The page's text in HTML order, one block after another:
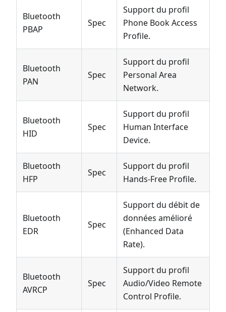
Bluetooth
PBAP
Spec
Support du profil
Phone Book Access
Profile.
Bluetooth
PAN
Spec
Support du profil
Personal Area
Network.
Bluetooth
HID
Spec
Support du profil
Human Interface
Device.
Bluetooth
HFP
Spec
Support du profil
Hands-Free Profile.
Bluetooth
EDR
Spec
Support du débit de
données amélioré
(Enhanced Data
Rate).
Bluetooth
AVRCP
Spec
Support du profil
Audio/Video Remote
Control Profile.